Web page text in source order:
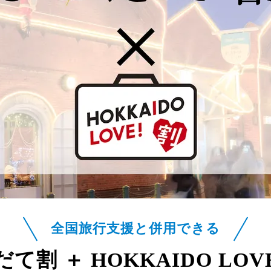
全国旅行支援と併用できる
て割 ＋ HOKKAIDO